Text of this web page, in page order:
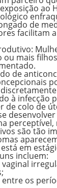
ao
de
facilitam
:
ou mais
de
à infecção
de colo de
perceptível,
são tão
em
incluem:
entre os